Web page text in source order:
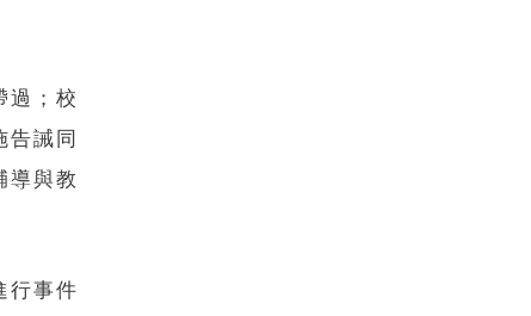
過；校
告誡同
導與教
行事件